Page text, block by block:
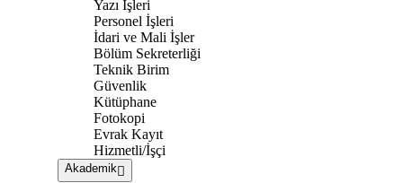
Yazı İşleri
Personel İşleri
İdari ve Mali İşler
Bölüm Sekreterliği
Teknik Birim
Güvenlik
Kütüphane
Fotokopi
Evrak Kayıt
Hizmetli/İşçi
Akademik